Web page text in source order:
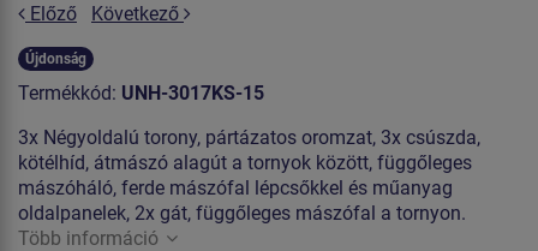
Előző
Következő
Újdonság
Termékkód: UNH-3017KS-15
3x Négyoldalú torony, pártázatos oromzat, 3x csúszda,
kötélhíd, átmászó alagút a tornyok között, függőleges
mászóháló, ferde mászófal lépcsőkkel és műanyag
oldalpanelek, 2x gát, függőleges mászófal a tornyon.
Több információ